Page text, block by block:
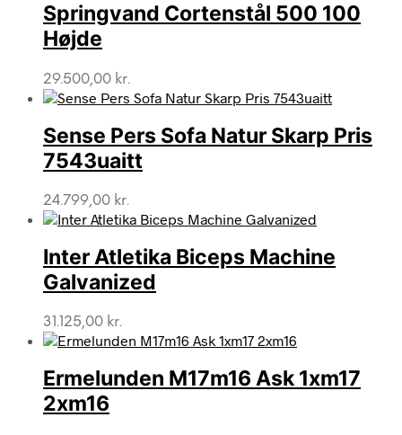
Springvand Cortenstål 500 100
Højde
29.500,00 kr.
Sense Pers Sofa Natur Skarp Pris
7543uaitt
24.799,00 kr.
Inter Atletika Biceps Machine
Galvanized
31.125,00 kr.
Ermelunden M17m16 Ask 1xm17
2xm16